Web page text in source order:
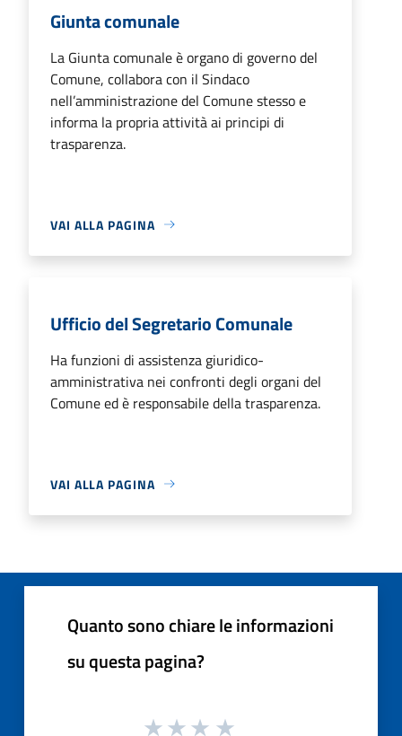
Giunta comunale
La Giunta comunale è organo di governo del
Comune, collabora con il Sindaco
nell’amministrazione del Comune stesso e
informa la propria attività ai principi di
trasparenza.
VAI ALLA PAGINA
Ufficio del Segretario Comunale
Ha funzioni di assistenza giuridico-
amministrativa nei confronti degli organi del
Comune ed è responsabile della trasparenza.
VAI ALLA PAGINA
Quanto sono chiare le informazioni
su questa pagina?